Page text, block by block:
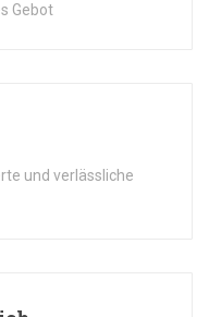
Gebot
und verlässliche